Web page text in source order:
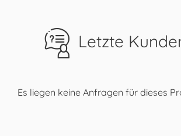
Letzte
Es liegen keine Anfragen für dieses